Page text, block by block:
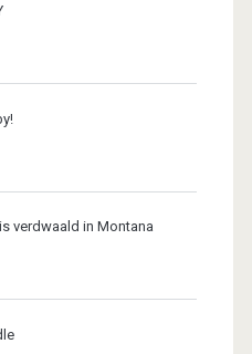
verdwaald in Montana